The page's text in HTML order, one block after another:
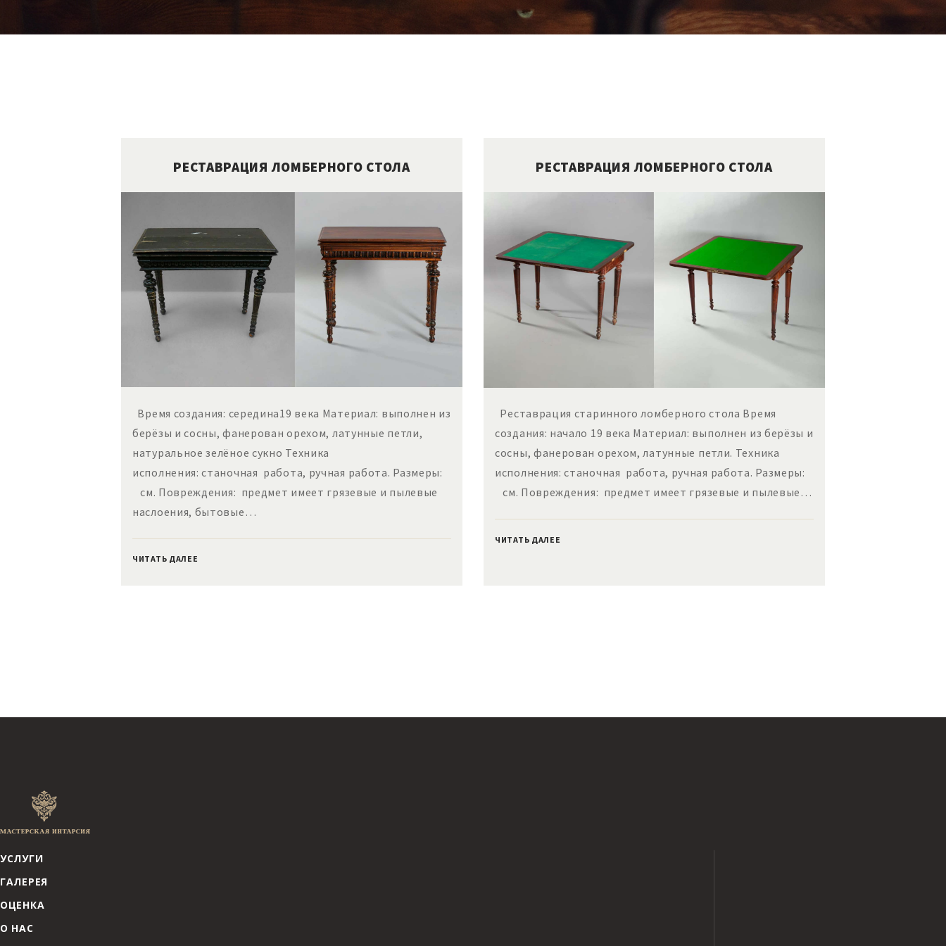
РЕСТАВРАЦИЯ ЛОМБЕРНОГО СТОЛА
Время создания: середина19 века Материал: выполнен из
берёзы и сосны, фанерован орехом, латунные петли,
натуральное зелёное сукно Техника
исполнения: станочная работа, ручная работа. Размеры:
см. Повреждения: предмет имеет грязевые и пылевые
наслоения, бытовые…
ЧИТАТЬ ДАЛЕЕ
РЕСТАВРАЦИЯ ЛОМБЕРНОГО СТОЛА
Реставрация старинного ломберного стола Время
создания: начало 19 века Материал: выполнен из берёзы и
сосны, фанерован орехом, латунные петли. Техника
исполнения: станочная работа, ручная работа. Размеры:
см. Повреждения: предмет имеет грязевые и пылевые…
ЧИТАТЬ ДАЛЕЕ
УСЛУГИ
ГАЛЕРЕЯ
ОЦЕНКА
О НАС